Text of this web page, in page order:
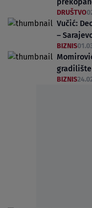
DRUŠTVO
Vučić:
–
BIZNIS
BIZNIS